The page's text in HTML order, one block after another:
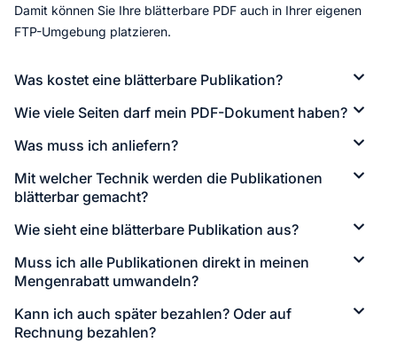
Damit können Sie Ihre blätterbare PDF auch in Ihrer eigenen
FTP-Umgebung platzieren.
Was kostet eine blätterbare Publikation?
Wie viele Seiten darf mein PDF-Dokument haben?
Was muss ich anliefern?
Mit welcher Technik werden die Publikationen
blätterbar gemacht?
Wie sieht eine blätterbare Publikation aus?
Muss ich alle Publikationen direkt in meinen
Mengenrabatt umwandeln?
Kann ich auch später bezahlen? Oder auf
Rechnung bezahlen?